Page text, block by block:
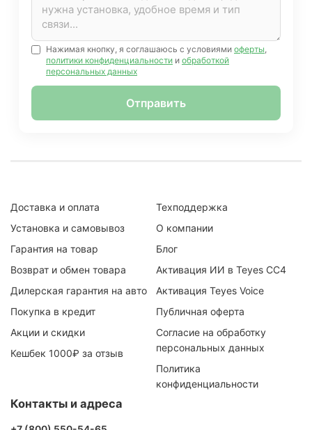
Нажимая кнопку, я соглашаюсь с условиями оферты,
политики конфиденциальности и обработкой
персональных данных
Отправить
Доставка и оплата
Установка и самовывоз
Гарантия на товар
Возврат и обмен товара
Дилерская гарантия на авто
Покупка в кредит
Акции и скидки
Кешбек 1000₽ за отзыв
Техподдержка
О компании
Блог
Активация ИИ в Teyes CC4
Активация Teyes Voice
Публичная оферта
Согласие на обработку
персональных данных
Политика
конфиденциальности
Контакты и адреса